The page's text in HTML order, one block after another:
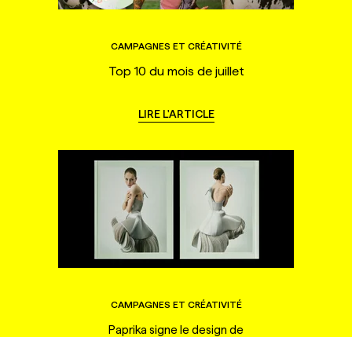
CAMPAGNES ET CRÉATIVITÉ
Top 10 du mois de juillet
LIRE L'ARTICLE
CAMPAGNES ET CRÉATIVITÉ
Paprika signe le design de